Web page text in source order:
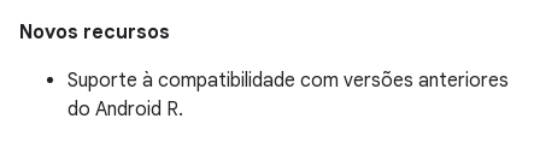
Novos recursos
Suporte à compatibilidade com versões anteriores
do Android R.